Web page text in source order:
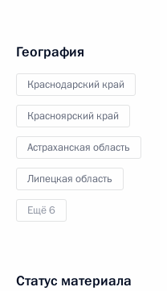
География
Краснодарский край
Красноярский край
Астраханская область
Липецкая область
Ещё 6
Статус материала